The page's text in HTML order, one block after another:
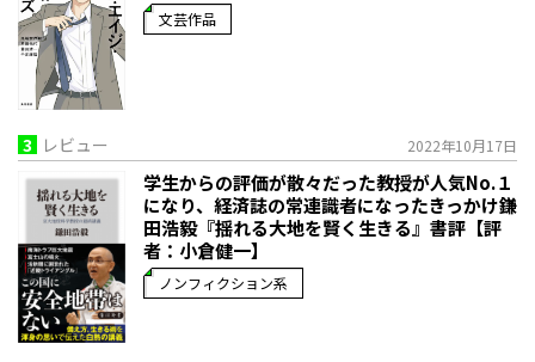
文芸作品
3 レビュー 2022年10月17日
学生からの評価が散々だった教授が人気No.１
になり、経済誌の常連識者になったきっかけ――鎌
田浩毅『揺れる大地を賢く生きる』書評【評
者：小倉健一】
ノンフィクション系